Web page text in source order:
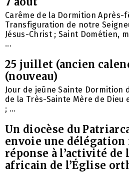
Carême de la Dormition Après-
Transfiguration de notre
Jésus-Christ ; Saint Dométien,
...
25 juillet (ancien
(nouveau)
Jour de jeûne Sainte Dormition
de la Très-Sainte Mère de Dieu
; ...
Un diocèse du
envoie une
réponse à l’activité de
africain de l’Église